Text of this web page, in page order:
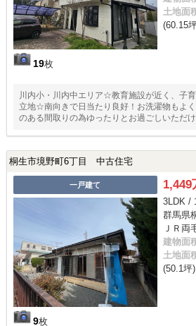
19枚
土地面
(60.15
川内小・川内中エリア☆教育施設が近く、子
立地☆南向きで日当たり良好！お洗濯物もよ
のある間取りの為ゆったりとお過ごしいただ
桐生市境野町6丁目 中古住宅
一戸建て
9枚
1,449
3LDK /
群馬県
ＪＲ両
建物面
土地面
(50.1坪)